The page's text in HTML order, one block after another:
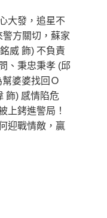
大發，追星不
警方關切，蘇家
威 飾) 不負責
、秉忠秉孝 (邱
婆婆找回Ｏ
飾) 感情陷危
上銬進警局！
迎戰情敵，贏